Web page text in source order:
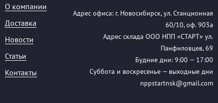
О компании
Доставка
Новости
Статьи
Контакты
Адрес офиса: г. Новосибирск, ул. Станционная
60/10, оф. 903а
Адрес склада ООО НПП «СТАРТ» ул.
Панфиловцев, 69
Будние дни: 9:00 — 17:00
Суббота и воскресенье — выходные дни
nppstartnsk@gmail.com